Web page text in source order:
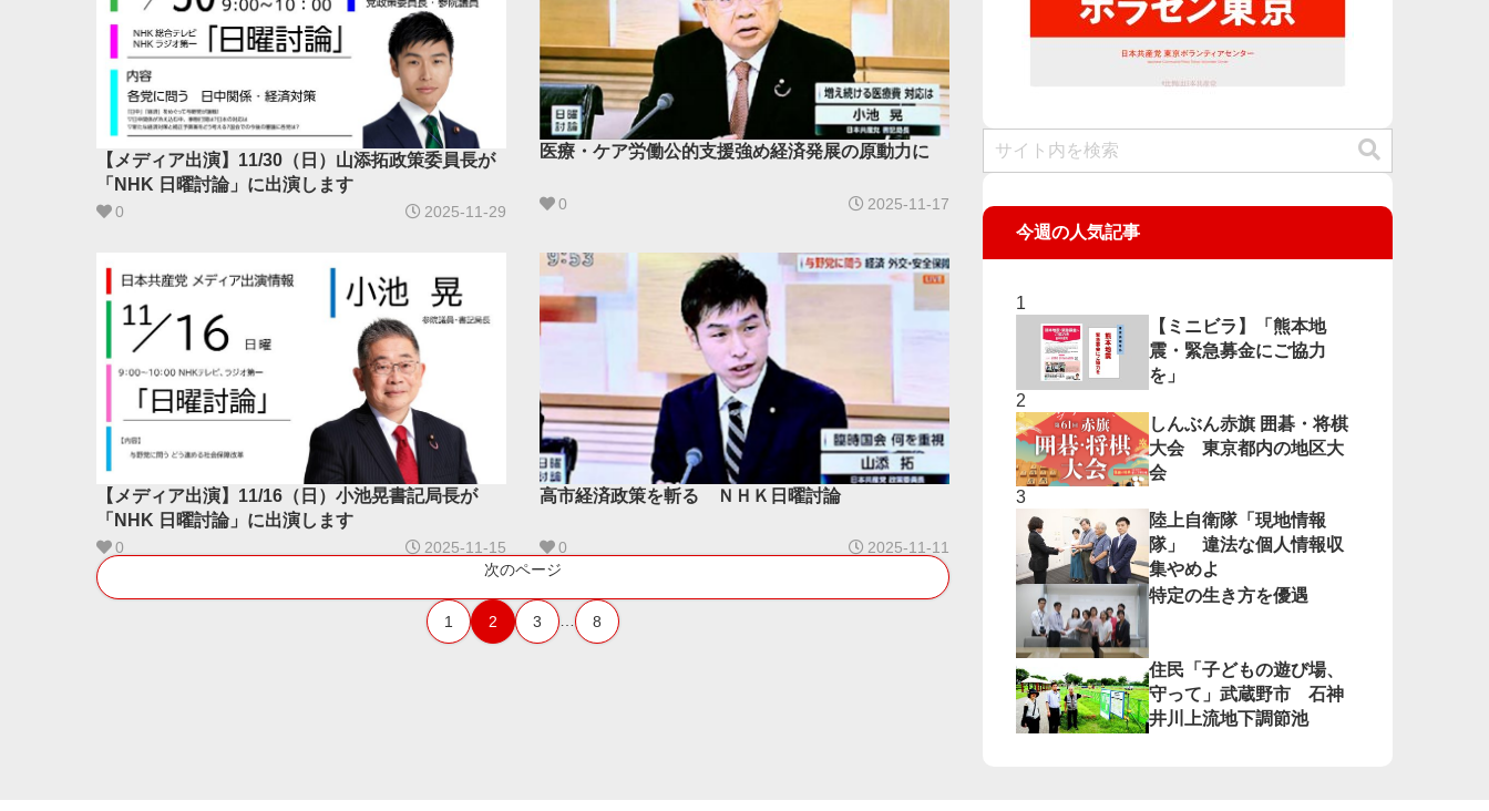
【メディア出演】11/30（日）山添拓政策委員長が
「NHK 日曜討論」に出演します
0 2025-11-29
医療・ケア労働公的支援強め経済発展の原動力に
0 2025-11-17
【メディア出演】11/16（日）小池晃書記局長が
「NHK 日曜討論」に出演します
0 2025-11-15
高市経済政策を斬る ＮＨＫ日曜討論
0
2025-11-11
次のページ
1 2 3 … 8
今週の人気記事
【ミニビラ】「熊本地
震・緊急募金にご協力
を」
しんぶん赤旗 囲碁・将棋
大会 東京都内の地区大
会
陸上自衛隊「現地情報
隊」 違法な個人情報収
集やめよ
特定の生き方を優遇
住民「子どもの遊び場、
守って」武蔵野市 石神
井川上流地下調節池